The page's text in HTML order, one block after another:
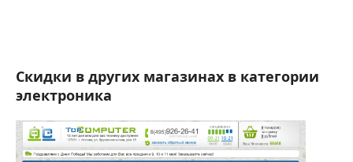
Скидки в других магазинах в категории
электроника